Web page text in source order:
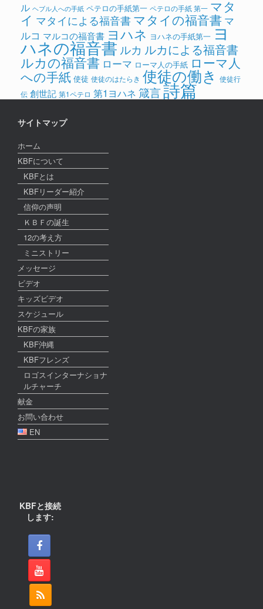
ル ヘブル人への手紙 ペテロの手紙第一 ペテロの手紙 第一 マタ
イ マタイによる福音書 マタイの福音書 マ
ルコ マルコの福音書 ヨハネ ヨハネの手紙第一 ヨ
ハネの福音書 ルカ ルカによる福音書
ルカの福音書 ローマ ローマ人の手紙 ローマ人
への手紙 使徒 使徒のはたらき 使徒の働き 使徒行
伝 創世記 第1ペテロ 第1ヨハネ 箴言詩篇
サイトマップ
ホーム
KBFについて
KBFとは
KBFリーダー紹介
信仰の声明
ＫＢＦの誕生
12の考え方
ミニストリー
メッセージ
ビデオ
キッズビデオ
スケジュール
KBFの家族
KBF沖縄
KBFフレンズ
ロゴスインターナショナ
ルチャーチ
献金
お問い合わせ
EN
KBFと接続
します: